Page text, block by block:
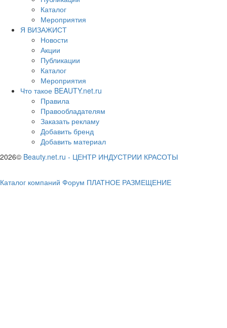
Каталог
Мероприятия
Я ВИЗАЖИСТ
Новости
Акции
Публикации
Каталог
Мероприятия
Что такое BEAUTY.net.ru
Правила
Правообладателям
Заказать рекламу
Добавить бренд
Добавить материал
2026© Beauty.net.ru - ЦЕНТР ИНДУСТРИИ КРАСОТЫ
Каталог компаний Форум ПЛАТНОЕ РАЗМЕЩЕНИЕ